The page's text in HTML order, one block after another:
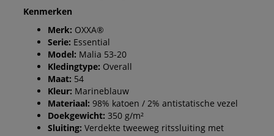
Kenmerken
Merk: OXXA®
Serie: Essential
Model: Malia 53-20
Kledingtype: Overall
Maat: 54
Kleur: Marineblauw
Materiaal: 98% katoen / 2% antistatische vezel
Doekgewicht: 350 g/m²
Sluiting: Verdekte tweeweg ritssluiting met